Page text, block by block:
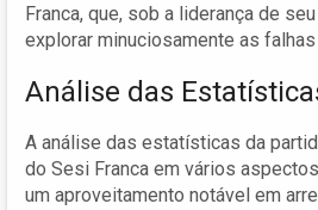
Franca, que, sob a liderança de
explorar minuciosamente as
Análise das
A análise das estatísticas da
do Sesi Franca em vários
um aproveitamento notável em